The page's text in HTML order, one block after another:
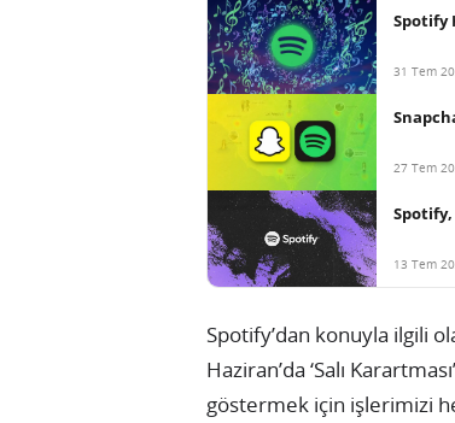
Spotify
31 Tem
27 Tem
13 Tem
Spotify’dan konuyla ilgili
Haziran’da ‘Salı
göstermek için işlerimizi